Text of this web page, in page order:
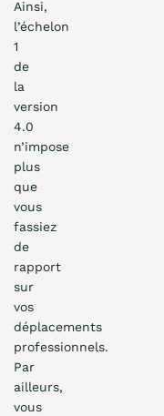
Ainsi,
l’échelon
1
de
la
version
4.0
n’impose
plus
que
vous
fassiez
de
rapport
sur
vos
déplacements
professionnels.
Par
ailleurs,
vous